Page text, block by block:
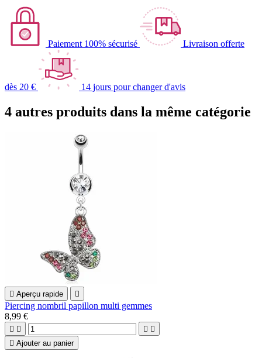
Paiement 100% sécurisé Livraison offerte
dès 20 € 14 jours pour changer d'avis
4 autres produits dans la même catégorie
 Aperçu rapide 
Piercing nombril papillon multi gemmes
8,99 €
   
 Ajouter au panier